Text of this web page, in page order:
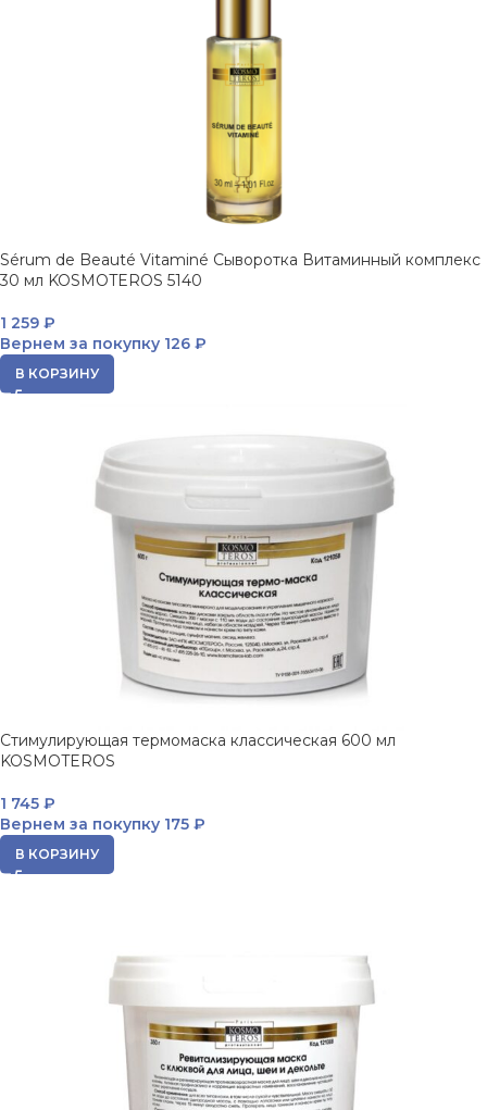
Sérum de Beauté Vitaminé Сыворотка Витаминный комплекс
30 мл KOSMOTEROS 5140
1 259 ₽
Вернем за покупку 126 ₽
В КОРЗИНУ
Стимулирующая термомаска классическая 600 мл
KOSMOTEROS
1 745 ₽
Вернем за покупку 175 ₽
В КОРЗИНУ